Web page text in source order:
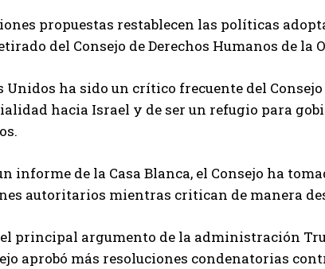
propuestas restablecen las políticas
del Consejo de Derechos Humanos de
Unidos ha sido un crítico frecuente del
hacia Israel y de ser un refugio para
informe de la Casa Blanca, el Consejo ha
autoritarios mientras critican de manera
el principal argumento de la administración
aprobó más resoluciones condenatorias